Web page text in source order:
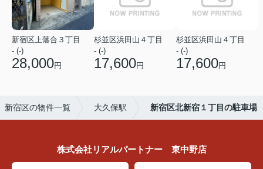
新宿区上落合３丁目
- (-)
28,000円
杉並区浜田山４丁目
- (-)
17,600円
杉並区浜田山４丁目
- (-)
17,600円
新宿区の物件一覧 大久保駅 新宿区北新宿１丁目の駐車場
株式会社リアルパートナー 東中野店